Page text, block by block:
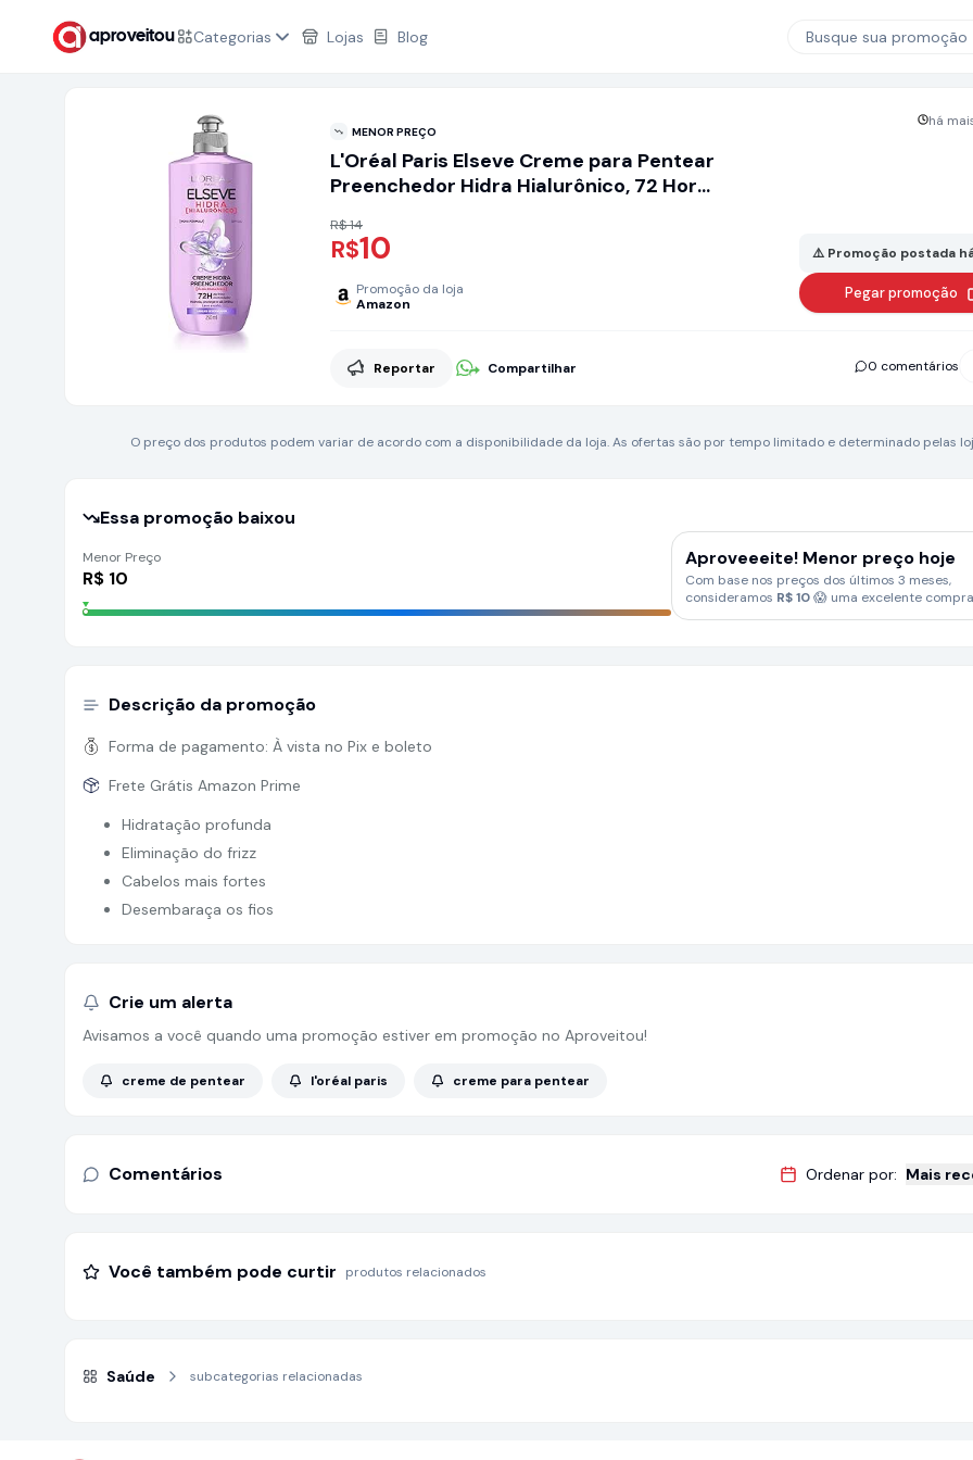
aproveitou Categorias Lojas Blog Busque sua promoção
MENOR PREÇO
L'Oréal Paris Elseve Creme para Pentear
Preenchedor Hidra Hialurônico, 72 Horas
há
R$ 14
R$10
Promoção da loja
Amazon
⚠️ Promoção postada
Pegar promoção
Reportar Compartilhar 0 comentários
O preço dos produtos podem variar de acordo com a disponibilidade da loja. As ofertas são por tempo limitado e determinado pelas
Essa promoção baixou
Menor Preço
R$ 10
Aproveeeite! Menor preço hoje
Com base nos preços dos últimos 3 meses,
consideramos R$10 😱 uma excelente
Descrição da promoção
Forma de pagamento: À vista no Pix e boleto
Frete Grátis Amazon Prime
Hidratação profunda
Eliminação do frizz
Cabelos mais fortes
Desembaraça os fios
Crie um alerta
Avisamos a você quando uma promoção estiver em promoção no Aproveitou!
creme de pentear l'oréal paris creme para pentear
Comentários Ordenar por: Mais
Você também pode curtir produtos relacionados
Saúde subcategorias relacionadas